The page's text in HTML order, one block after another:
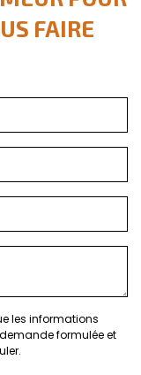
FAIRE
les informations
formulée et